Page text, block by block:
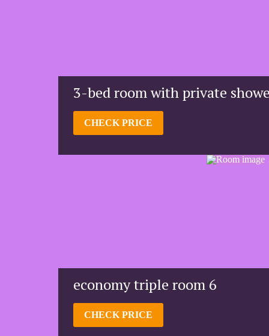
3-bed room with private
CHECK PRICE
economy triple room 6
CHECK PRICE